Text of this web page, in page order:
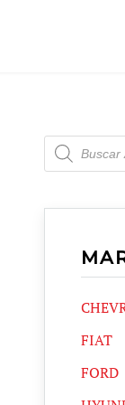
Products
search
FIAT
FORD